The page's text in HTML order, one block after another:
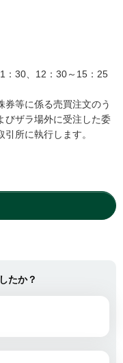
：30、12：30～15：25
等に係る売買注文のう
びザラ場外に受注した委
所に執行します。
たか？